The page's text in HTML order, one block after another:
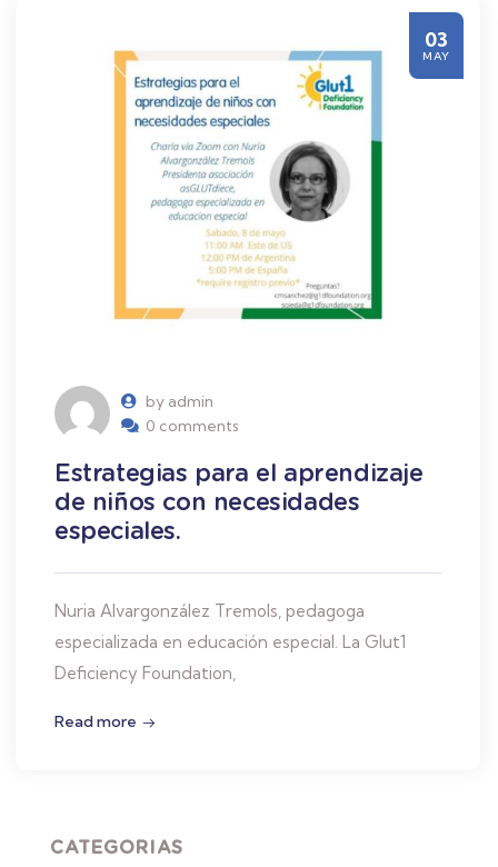
by admin
0 comments
Estrategias para el aprendizaje
de niños con necesidades
especiales.
Nuria Alvargonzález Tremols, pedagoga
especializada en educación especial. La Glut1
Deficiency Foundation,
Read more
03
MAY
CATEGORIAS